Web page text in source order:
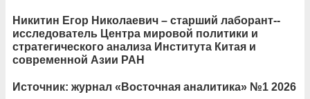
Никитин Егор Николаевич – старший лаборант-­
исследователь Центра мировой политики и
стратегического анализа Института Китая и
современной Азии РАН
Источник: журнал «Восточная аналитика» №1 2026